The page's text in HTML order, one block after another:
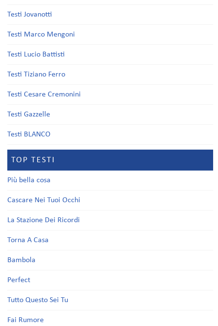
Testi Jovanotti
Testi Marco Mengoni
Testi Lucio Battisti
Testi Tiziano Ferro
Testi Cesare Cremonini
Testi Gazzelle
Testi BLANCO
TOP TESTI
Più bella cosa
Cascare Nei Tuoi Occhi
La Stazione Dei Ricordi
Torna A Casa
Bambola
Perfect
Tutto Questo Sei Tu
Fai Rumore